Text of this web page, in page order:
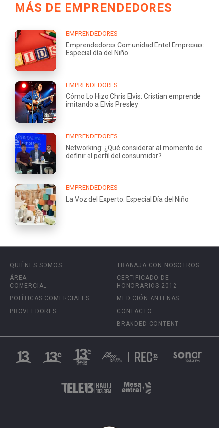
MÁS DE EMPRENDEDORES
EMPRENDEDORES
Emprendedores Comunidad Entel Empresas:
Especial día del Niño
EMPRENDEDORES
Cómo Lo Hizo Chris Elvis: Cristian emprende
imitando a Elvis Presley
EMPRENDEDORES
Networking: ¿Qué considerar al momento de
definir el perfil del consumidor?
EMPRENDEDORES
La Voz del Experto: Especial Día del Niño
QUIÉNES SOMOS
ÁREA
COMERCIAL
POLÍTICAS COMERCIALES
PROVEEDORES
TRABAJA CON NOSOTROS
CERTIFICADO DE
HONORARIOS 2012
MEDICIÓN ANTENAS
CONTACTO
BRANDED CONTENT